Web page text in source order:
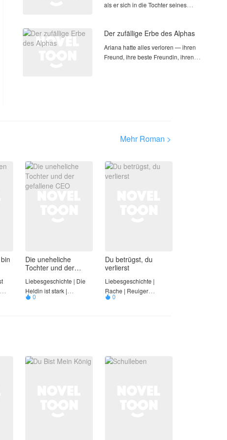
als er sich in die Tochter seines
einflussreichsten Familien des Landes.
Was als heimliche Romanze begann
Der zufällige Erbe des Alphas
Ariana hatte alles verloren — ihren
Freund, ihre beste Freundin, ihren
Mehr Roman >
Die uneheliche
Tochter und der
Liebesgeschichte | Die
Heldin ist stark |
Fremdgehen
 0
Du betrügst, du
verlierst
Liebesgeschichte |
Rache | Reuiger
Ehemann
 0